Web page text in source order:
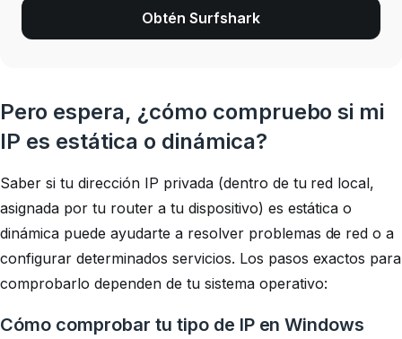
Obtén Surfshark
Pero espera, ¿cómo compruebo si mi
IP es estática o dinámica?
Saber si tu dirección IP privada (dentro de tu red local,
asignada por tu router a tu dispositivo) es estática o
dinámica puede ayudarte a resolver problemas de red o a
configurar determinados servicios. Los pasos exactos para
comprobarlo dependen de tu sistema operativo:
Cómo comprobar tu tipo de IP en Windows